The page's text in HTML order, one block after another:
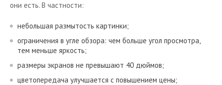
они есть. В частности:
небольшая размытость картинки;
ограничения в угле обзора: чем больше угол просмотра,
тем меньше яркость;
размеры экранов не превышают 40 дюймов;
цветопередача улучшается с повышением цены;